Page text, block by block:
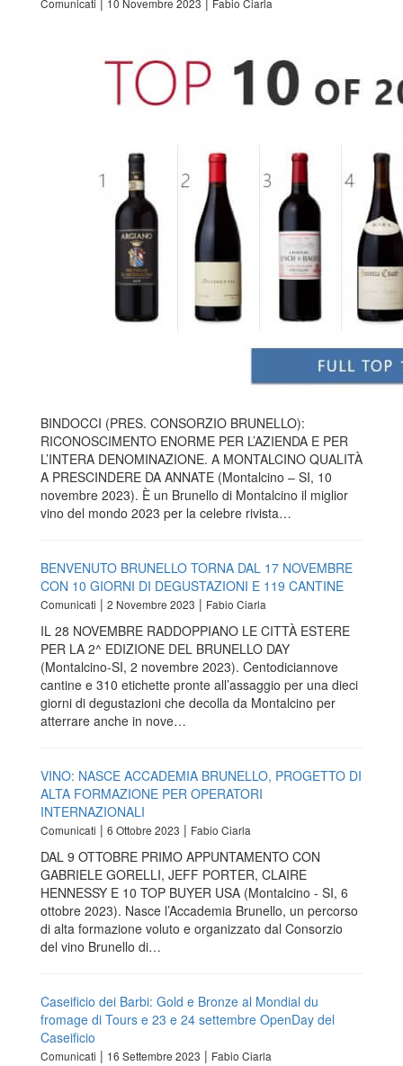
Comunicati 10 Novembre 2023 Fabio Ciarla
BINDOCCI (PRES. CONSORZIO BRUNELLO):
RICONOSCIMENTO ENORME PER L’AZIENDA E PER
L’INTERA DENOMINAZIONE. A MONTALCINO QUALITÀ
A PRESCINDERE DA ANNATE (Montalcino – SI, 10
novembre 2023). È un Brunello di Montalcino il miglior
vino del mondo 2023 per la celebre rivista…
BENVENUTO BRUNELLO TORNA DAL 17 NOVEMBRE
CON 10 GIORNI DI DEGUSTAZIONI E 119 CANTINE
Comunicati | 2 Novembre 2023 | Fabio Ciarla
IL 28 NOVEMBRE RADDOPPIANO LE CITTÀ ESTERE
PER LA 2^ EDIZIONE DEL BRUNELLO DAY
(Montalcino-SI, 2 novembre 2023). Centodiciannove
cantine e 310 etichette pronte all’assaggio per una dieci
giorni di degustazioni che decolla da Montalcino per
atterrare anche in nove…
VINO: NASCE ACCADEMIA BRUNELLO, PROGETTO DI
ALTA FORMAZIONE PER OPERATORI
INTERNAZIONALI
Comunicati | 6 Ottobre 2023 | Fabio Ciarla
DAL 9 OTTOBRE PRIMO APPUNTAMENTO CON
GABRIELE GORELLI, JEFF PORTER, CLAIRE
HENNESSY E 10 TOP BUYER USA (Montalcino - SI, 6
ottobre 2023). Nasce l’Accademia Brunello, un percorso
di alta formazione voluto e organizzato dal Consorzio
del vino Brunello di…
Caseificio dei Barbi: Gold e Bronze al Mondial du
fromage di Tours e 23 e 24 settembre OpenDay del
Caseificio
Comunicati | 16 Settembre 2023 | Fabio Ciarla